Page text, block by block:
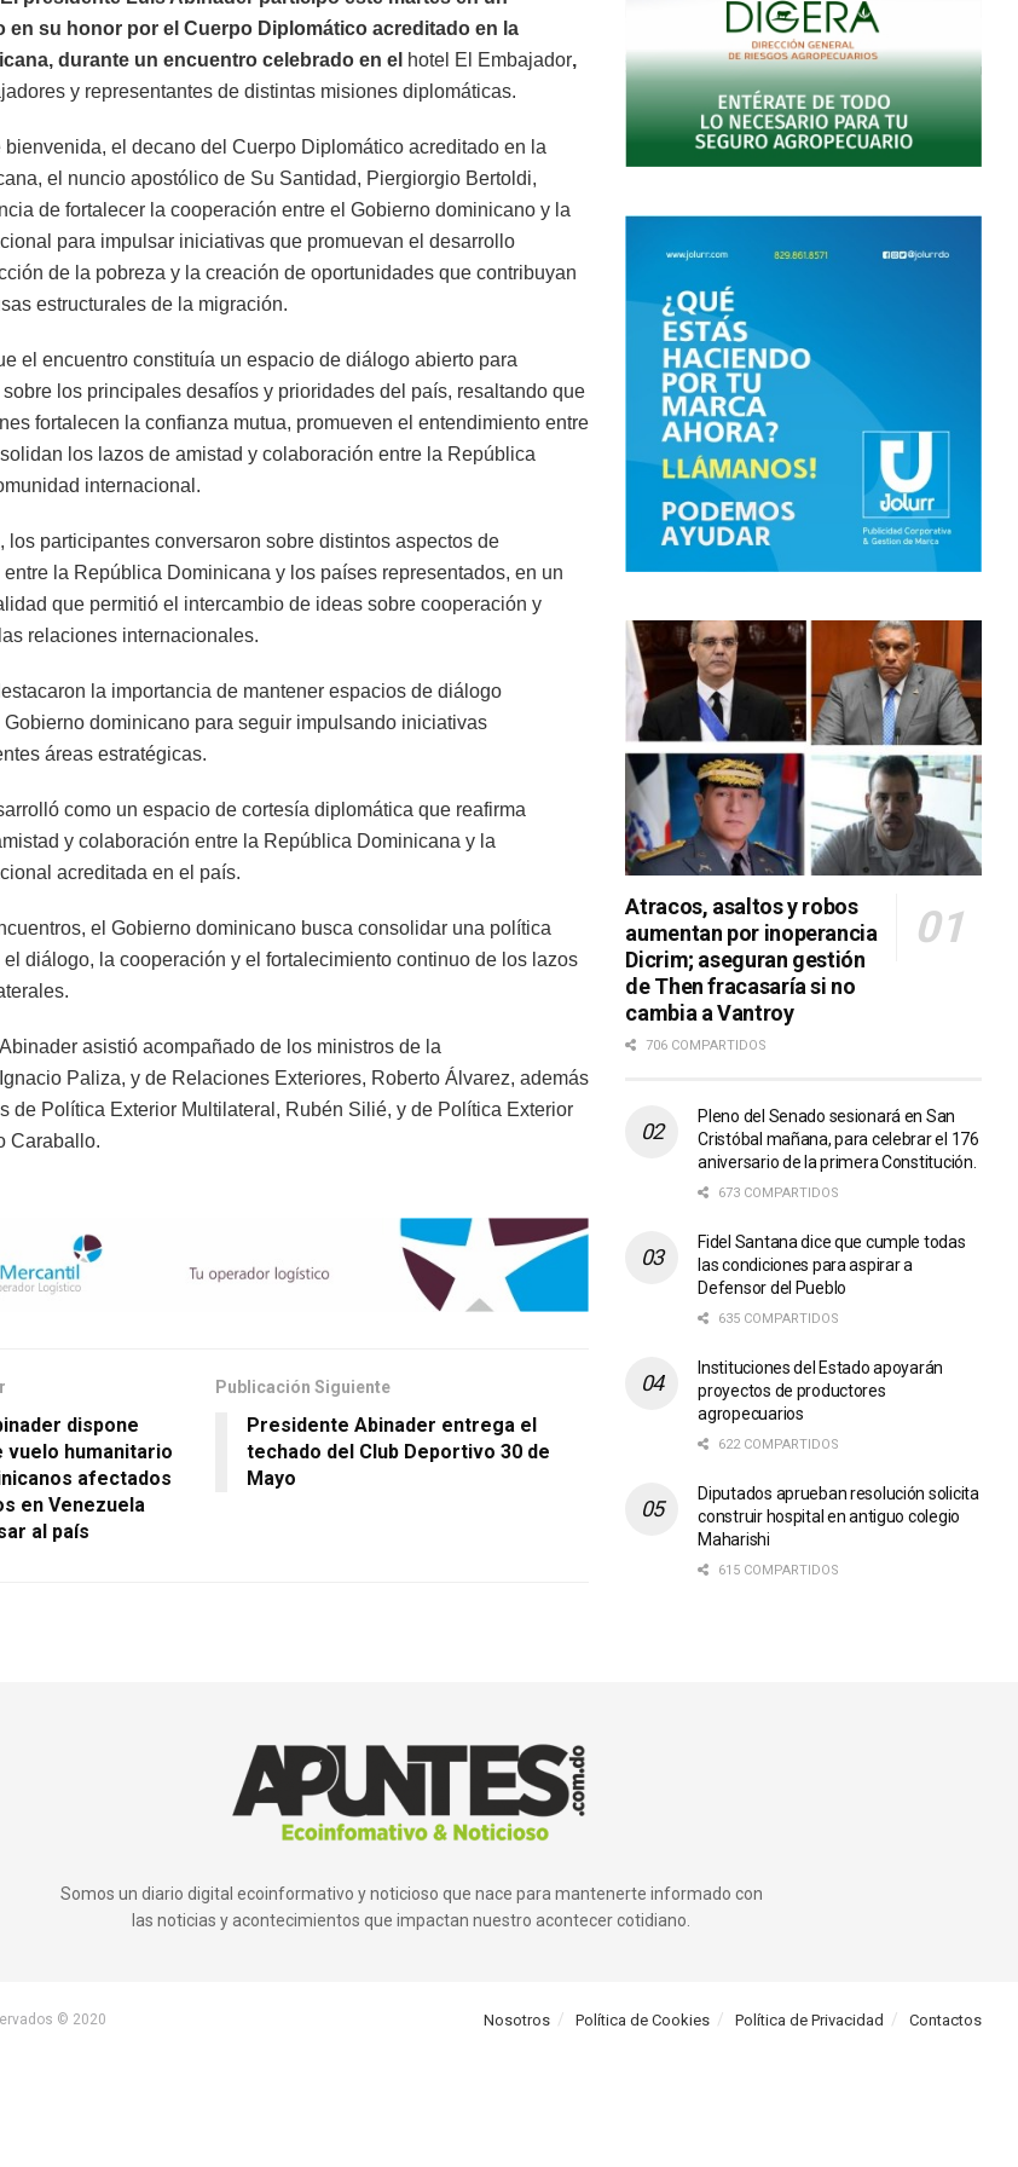
en su honor por el Cuerpo Diplomático acreditado en la
durante un encuentro celebrado en el hotel El Embajador,
y representantes de distintas misiones diplomáticas.
bienvenida, el decano del Cuerpo Diplomático acreditado en la
el nuncio apostólico de Su Santidad, Piergiorgio Bertoldi,
de fortalecer la cooperación entre el Gobierno dominicano y la
para impulsar iniciativas que promuevan el desarrollo
de la pobreza y la creación de oportunidades que contribuyan
estructurales de la migración.
el encuentro constituía un espacio de diálogo abierto para
los principales desafíos y prioridades del país, resaltando que
fortalecen la confianza mutua, promueven el entendimiento entre
los lazos de amistad y colaboración entre la República
internacional.
los participantes conversaron sobre distintos aspectos de
entre la República Dominicana y los países representados, en un
que permitió el intercambio de ideas sobre cooperación y
relaciones internacionales.
la importancia de mantener espacios de diálogo
Gobierno dominicano para seguir impulsando iniciativas
áreas estratégicas.
como un espacio de cortesía diplomática que reafirma
y colaboración entre la República Dominicana y la
acreditada en el país.
el Gobierno dominicano busca consolidar una política
diálogo, la cooperación y el fortalecimiento continuo de los lazos
asistió acompañado de los ministros de la
Paliza, y de Relaciones Exteriores, Roberto Álvarez, además
de Política Exterior Multilateral, Rubén Silié, y de Política Exterior
Caraballo.
dispone
vuelo humanitario
afectados
en Venezuela
al país
Publicación Siguiente
Presidente Abinader entrega el
techado del Club Deportivo 30 de
Mayo
Atracos, asaltos y robos
aumentan por inoperancia
Dicrim; aseguran gestión
de Then fracasaría si no
cambia a Vantroy
706 COMPARTIDOS
Pleno del Senado sesionará en San
Cristóbal mañana, para celebrar el 176
aniversario de la primera Constitución.
673 COMPARTIDOS
Fidel Santana dice que cumple todas
las condiciones para aspirar a
Defensor del Pueblo
635 COMPARTIDOS
Instituciones del Estado apoyarán
proyectos de productores
agropecuarios
622 COMPARTIDOS
Diputados aprueban resolución solicita
construir hospital en antiguo colegio
Maharishi
615 COMPARTIDOS
Somos un diario digital ecoinformativo y noticioso que nace para mantenerte informado con
las noticias y acontecimientos que impactan nuestro acontecer cotidiano.
Nosotros Política de Cookies Política de Privacidad Contactos
© 2020